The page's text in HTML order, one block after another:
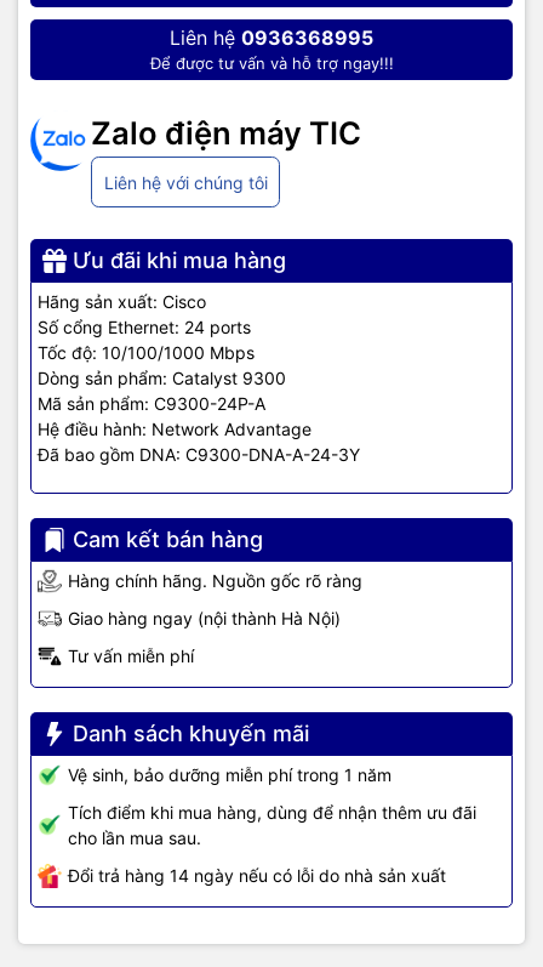
Liên hệ 0936368995
Để được tư vấn và hỗ trợ ngay!!!
Zalo điện máy TIC
Liên hệ với chúng tôi
Ưu đãi khi mua hàng
Hãng sản xuất: Cisco
Số cổng Ethernet: 24 ports
Tốc độ: 10/100/1000 Mbps
Dòng sản phẩm: Catalyst 9300
Mã sản phẩm: C9300-24P-A
Hệ điều hành: Network Advantage
Đã bao gồm DNA: C9300-DNA-A-24-3Y
Cam kết bán hàng
Hàng chính hãng. Nguồn gốc rõ ràng
Giao hàng ngay (nội thành Hà Nội)
Tư vấn miễn phí
Danh sách khuyến mãi
Vệ sinh, bảo dưỡng miễn phí trong 1 năm
Tích điểm khi mua hàng, dùng để nhận thêm ưu đãi
cho lần mua sau.
Đổi trả hàng 14 ngày nếu có lỗi do nhà sản xuất
350W AC
x W x D)
1,73 x 17,5 x 17,5 inch
16,33 Pounds
Bảo hành 12 tháng
Cisco Catalyst 9300 hỗ trợ
những dòng module nào?
Network Module Numbers and Descriptions Cisco Catalyst 9300
Series
Network
Description
C9300-NM-4G Catalyst 9300 Series 4x 1G Network Module
C9300-NM-
Catalyst 9300 Series 4x Multigigabit Network
Module
C9300-NM-8X Catalyst 9300 Series 8x 10G Network Module
C9300-NM-2Q Catalyst 9300 Series 2x 40G Network Module
C9300-NM-2Y Catalyst 9300 Series 2x 25G Network Module
– Nhà phân phối và cung cấp giải pháp công nghệ uy tín
tại Việt Nam. Chúng tôi chuyên cung cấp đa dạng sản phẩm:
Laptop
máynhư tivi, tủ lạnh, máy giặt, máy hút ẩm... cùng nhiều thiết bị